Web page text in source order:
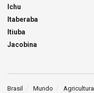
Ichu
Itaberaba
Itiuba
Jacobina
Brasil Mundo Agricultura